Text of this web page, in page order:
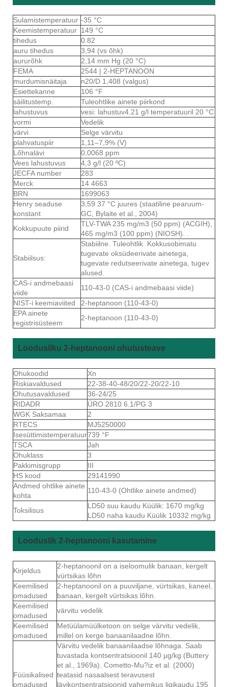
Sulamistemperatuur -35 °C
Keemistemperatuur 149 °C
tihedus
0.82
auru tihedus
3,94 (vs õhk)
aururõhk
2,14 mm Hg (20 °C)
FEMA
2544 | 2-HEPTANOON
murdumisnäitaja
n20/D 1,408 (valgus)
Esiettekanne
106 °F
säilitustemp.
Tuleohtlike ainete piirkond
lahustuvus
vesi: lahustuv4.21 g/l temperatuuril 20 °C
vormi
Vedelik
värvi
Selge värvitu
plahvatuspiir
1,11–7,9% (V)
Lõhnalävi
0,0068 ppm
Vees lahustuvus
4,3 g/l (20 ºC)
JECFA number
283
Merck
14 4663
BRN
1699063
Henry seaduse
konstant
3,59 37 °C juures (staatiline pearuum-
GC, Bylaite et al., 2004)
Kokkupuute piirid
TLV-TWA 235 mg/m3 (50 ppm) (ACGIH),
465 mg/m3 (100 ppm) (NIOSH). .
Stabiilsus:
Stabiilne. Tuleohtlik. Kokkusobimatu
tugevate oksüdeerivate ainetega,
tugevate redutseerivate ainetega, tugev
alused.
CAS-i andmebaasi
viide
110-43-0 (CAS-i andmebaasi viide)
NIST-i keemiaviited
2-heptanoon (110-43-0)
EPA ainete
registrisüsteem
2-heptanoon (110-43-0)
Loodusliku 2-heptanooni ohutusteave
Ohukoodid
Xn
Riskiavaldused
22-38-40-48/20/22-20/22-10
Ohutusavaldused
36-24/25
RIDADR
ÜRO 2810 6.1/PG 3
WGK Saksamaa
2
RTECS
MJ5250000
Isesüttimistemperatuur739 °F
TSCA
Jah
Ohuklass
3
Pakkimisgrupp
III
HS kood
29141990
Andmed ohtlike ainete
kohta
110-43-0 (Ohtlike ainete andmed)
Toksilisus
LD50 suu kaudu Küülik: 1670 mg/kg
LD50 naha kaudu Küülik 10332 mg/kg
Looduslik 2-heptanooni kasutamine
Kirjeldus
2-heptanoonil on a iseloomulik banaan, kergelt
vürtsikas lõhn
Keemilised
omadused
2-heptanoonil on a puuviljane, vürtsikas, kaneel,
banaan, kergelt vürtsikas lõhn.
Keemilised
omadused
värvitu vedelik
Keemilised
omadused
Metüülamüülketoon on selge värvitu vedelik,
millel on kerge banaanilaadne lõhn.
Füüsikalised
omadused
Värvitu vedelik banaanilaadse lõhnaga. Saab
tuvastada kontsentratsioonil 140 μg/kg (Buttery
et al., 1969a). Cometto-Mu?iz et al. (2000)
teatasid nasaalsest teravusest
lävikontsentratsioonid vahemikus ligikaudu 195